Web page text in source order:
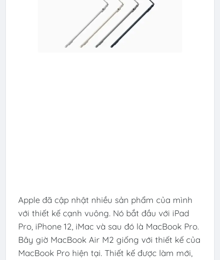
Apple đã cập nhật nhiều sản phẩm của mình
với thiết kế cạnh vuông. Nó bắt đầu với iPad
Pro, iPhone 12, iMac và sau đó là MacBook Pro.
Bây giờ MacBook Air M2 giống với thiết kế của
MacBook Pro hiện tại. Thiết kế được làm mới,